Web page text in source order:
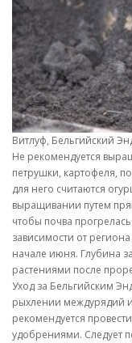
Витлуф, Бельгийский
Не рекомендуется
петрушки, картофеля,
для него считаются
выращивании путем
чтобы почва
зависимости от
начале июня. Глубина
растениями после
Уход за Бельгийским
рыхлении междурядий
рекомендуется
удобрениями. Следует